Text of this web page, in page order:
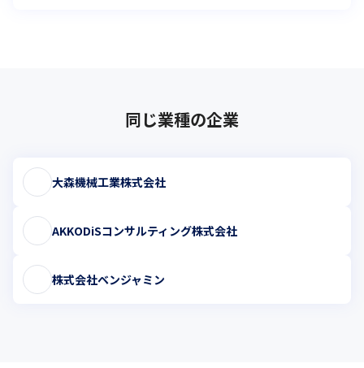
同じ業種の企業
大森機械工業株式会社
AKKODiSコンサルティング株式会社
株式会社ベンジャミン